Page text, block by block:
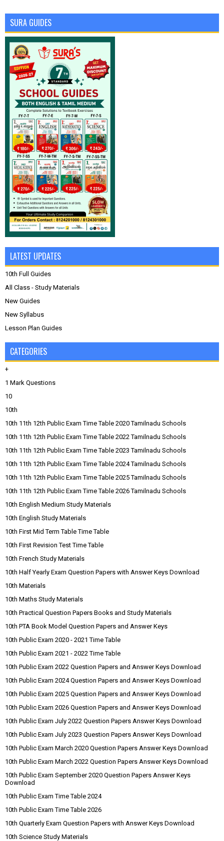
SURA GUIDES
LATEST UPDATES
10th Full Guides
All Class - Study Materials
New Guides
New Syllabus
Lesson Plan Guides
CATEGORIES
+
1 Mark Questions
10
10th
10th 11th 12th Public Exam Time Table 2020 Tamilnadu Schools
10th 11th 12th Public Exam Time Table 2022 Tamilnadu Schools
10th 11th 12th Public Exam Time Table 2023 Tamilnadu Schools
10th 11th 12th Public Exam Time Table 2024 Tamilnadu Schools
10th 11th 12th Public Exam Time Table 2025 Tamilnadu Schools
10th 11th 12th Public Exam Time Table 2026 Tamilnadu Schools
10th English Medium Study Materials
10th English Study Materials
10th First Mid Term Table Time Table
10th First Revision Test Time Table
10th French Study Materials
10th Half Yearly Exam Question Papers with Answer Keys Download
10th Materials
10th Maths Study Materials
10th Practical Question Papers Books and Study Materials
10th PTA Book Model Question Papers and Answer Keys
10th Public Exam 2020 - 2021 Time Table
10th Public Exam 2021 - 2022 Time Table
10th Public Exam 2022 Question Papers and Answer Keys Download
10th Public Exam 2024 Question Papers and Answer Keys Download
10th Public Exam 2025 Question Papers and Answer Keys Download
10th Public Exam 2026 Question Papers and Answer Keys Download
10th Public Exam July 2022 Question Papers Answer Keys Download
10th Public Exam July 2023 Question Papers Answer Keys Download
10th Public Exam March 2020 Question Papers Answer Keys Download
10th Public Exam March 2022 Question Papers Answer Keys Download
10th Public Exam September 2020 Question Papers Answer Keys
Download
10th Public Exam Time Table 2024
10th Public Exam Time Table 2026
10th Quarterly Exam Question Papers with Answer Keys Download
10th Science Study Materials